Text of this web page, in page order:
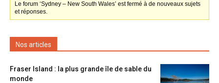
Le forum ‘Sydney – New South Wales’ est fermé à de nouveaux sujets
et réponses.
Nos articles
Fraser Island : la plus grande île de sable du
monde